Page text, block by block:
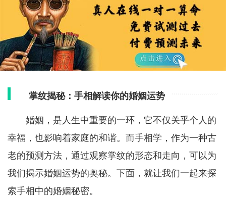
掌纹揭秘：手相解读你的婚姻运势
婚姻，是人生中重要的一环，它不仅关乎个人的
幸福，也影响着家庭的和谐。而手相学，作为一种古
老的预测方法，通过观察掌纹的形态和走向，可以为
我们揭示婚姻运势的奥秘。下面，就让我们一起来探
索手相中的婚姻秘密。